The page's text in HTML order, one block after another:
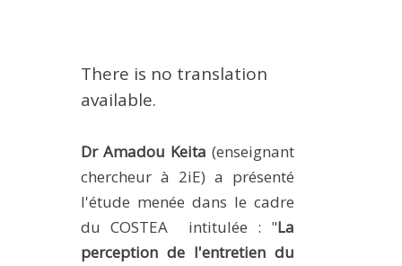
DOCTORAL TRAINING
THESES IN PROGRESS
PRODUCTION
METHODS AND TOOLS
SOFTWARE
There is no translation
available.
Dr Amadou Keita (enseignant
chercheur à 2iE) a présenté
l'étude menée dans le cadre
du COSTEA intitulée : "La
perception de l'entretien du